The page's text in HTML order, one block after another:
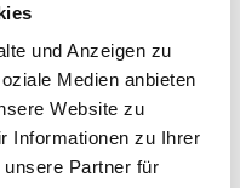
und Anzeigen zu
Medien anbieten
Website zu
Informationen zu Ihrer
Partner für
wird – nach der von
verwendeten
Umsatzsteuer werden
kann angemessene
verlangen und
abhängig machen,